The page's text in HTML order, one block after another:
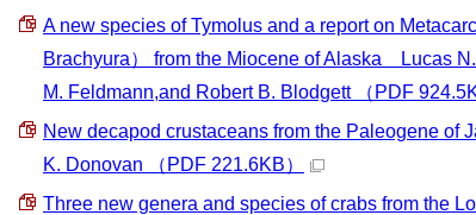
A new species of Tymolus and a report on
Brachyura） from the Miocene of Alaska Lucas
M. Feldmann,and Robert B. Blodgett（PDF
New decapod crustaceans from the Paleogene
K. Donovan （PDF 221.6KB）
Three new genera and species of crabs from the